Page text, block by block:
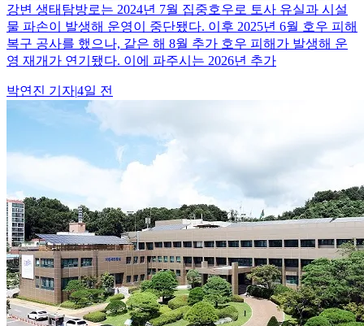
강변 생태탐방로는 2024년 7월 집중호우로 토사 유실과 시설
물 파손이 발생해 운영이 중단됐다. 이후 2025년 6월 호우 피해
복구 공사를 했으나, 같은 해 8월 추가 호우 피해가 발생해 운
영 재개가 연기됐다. 이에 파주시는 2026년 추가
박연진 기자|4일 전